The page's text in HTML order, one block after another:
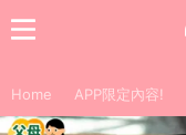
Home APP限定內容!